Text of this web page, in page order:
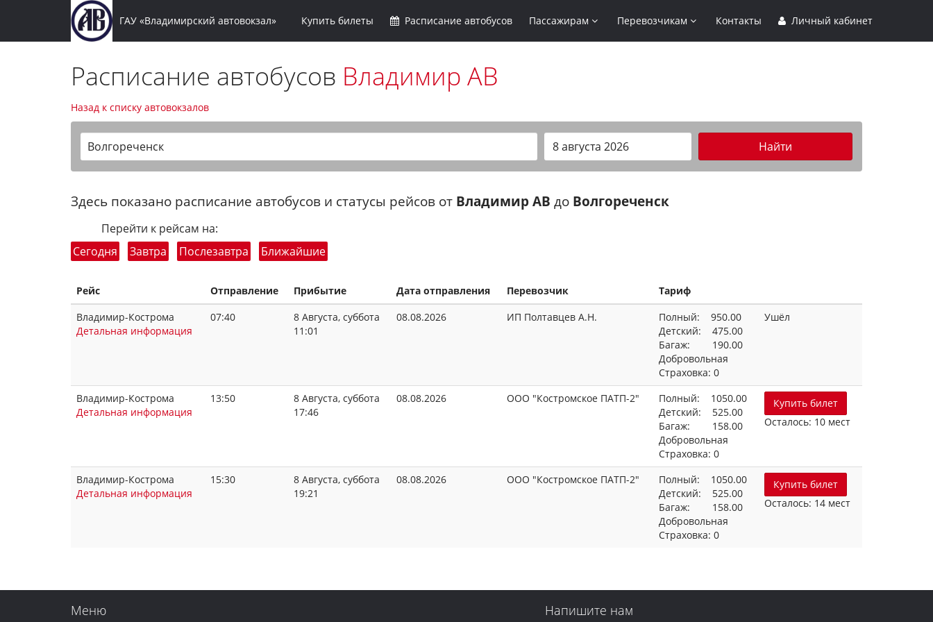
ГАУ «Владимирский автовокзал» Купить билеты Расписание автобусов Пассажирам Перевозчикам Контакты Личный кабинет
Расписание автобусов Владимир АВ
Назад к списку автовокзалов
Волгореченск Найти
Здесь показано расписание автобусов и статусы рейсов от Владимир АВ до Волгореченск
Перейти к рейсам на:
Сегодня
Завтра Послезавтра Ближайшие
Рейс Отправление Прибытие Дата отправления Перевозчик
Тариф
Владимир-Кострома
Детальная информация
07:40
8 Августа, суббота
11:01
08.08.2026 ИП Полтавцев А.Н.
Полный: 950.00
Детский: 475.00
Багаж: 190.00
Добровольная
Страховка: 0
Ушёл
Владимир-Кострома
Детальная информация
13:50
8 Августа, суббота
17:46
08.08.2026 ООО "Костромское ПАТП-2"
Полный: 1050.00
Детский: 525.00
Багаж: 158.00
Добровольная
Страховка: 0
Купить билет
Осталось: 10 мест
Владимир-Кострома
Детальная информация
15:30
8 Августа, суббота
19:21
08.08.2026 ООО "Костромское ПАТП-2"
Полный: 1050.00
Детский: 525.00
Багаж: 158.00
Добровольная
Страховка: 0
Купить билет
Осталось: 14 мест
Меню Напишите нам